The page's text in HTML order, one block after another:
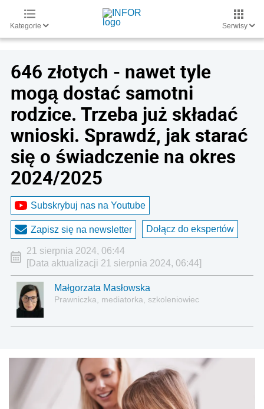
Kategorie Serwisy
646 złotych - nawet tyle
mogą dostać samotni
rodzice. Trzeba już składać
wnioski. Sprawdź, jak starać
się o świadczenie na okres
2024/2025
Subskrybuj nas na Youtube
Zapisz się na newsletter Dołącz do ekspertów
21 sierpnia 2024, 06:44
[Data aktualizacji 21 sierpnia 2024, 06:44]
Małgorzata Masłowska
Prawniczka, mediatorka, szkoleniowiec